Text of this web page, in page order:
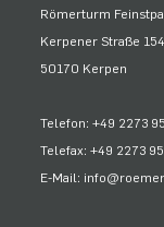
Römerturm
Kerpener Straße 154
50170 Kerpen
Telefon: +49 2273
Telefax: +49 2273
E-Mail: